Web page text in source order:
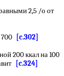
2,5 /о от
[c.302]
200 ккал на 100
[c.324]